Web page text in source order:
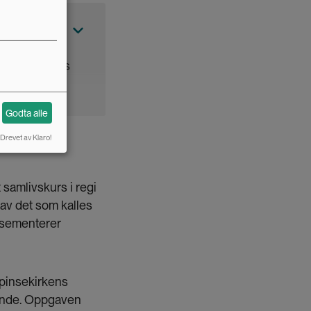
hverdagens
i regi
det som kalles
Oppgaven
Godta alle
Drevet av Klaro!